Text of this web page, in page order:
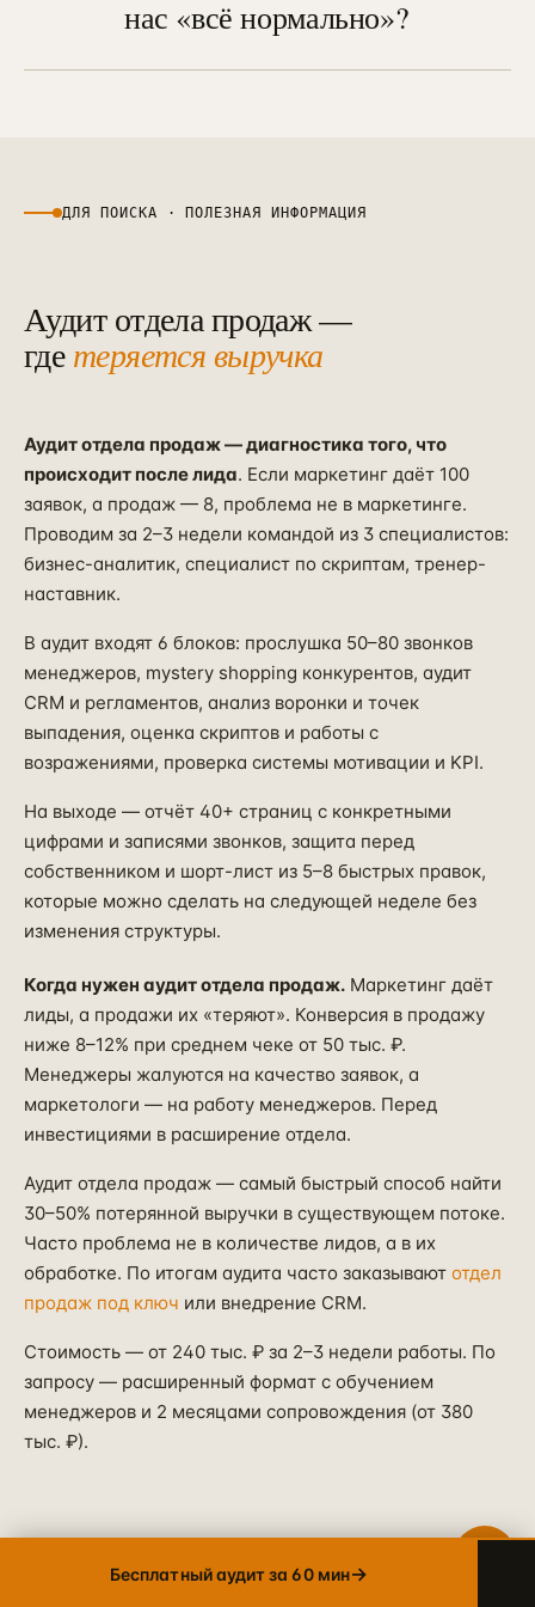
конкретных сделок из 80, которые
потерялись по конкретной причине».
Это даёт собственнику возможность
нас «всё нормально»?
«нормальном» отделе обычно есть 2–3
ДЛЯ ПОИСКА · ПОЛЕЗНАЯ ИНФОРМАЦИЯ
Аудит отдела продаж —
гдетеряется выручка
Аудит отдела продаж — диагностика того, что
происходит после лида. Если маркетинг даёт 100
заявок, а продаж — 8, проблема не в маркетинге.
Проводим за 2–3 недели командой из 3 специалистов:
бизнес-аналитик, специалист по скриптам, тренер-
наставник.
В аудит входят 6 блоков: прослушка 50–80 звонков
менеджеров, mystery shopping конкурентов, аудит
CRM и регламентов, анализ воронки и точек
выпадения, оценка скриптов и работы с
возражениями, проверка системы мотивации и KPI.
На выходе — отчёт 40+ страниц с конкретными
цифрами и записями звонков, защита перед
собственником и шорт-лист из 5–8 быстрых правок,
которые можно сделать на следующей неделе без
изменения структуры.
Когда нужен аудит отдела продаж. Маркетинг даёт
лиды, а продажи их «теряют». Конверсия в продажу
ниже 8–12% при среднем чеке от 50 тыс. ₽.
Менеджеры жалуются на качество заявок, а
маркетологи — на работу менеджеров. Перед
инвестициями в расширение отдела.
Аудит отдела продаж — самый быстрый способ найти
30–50% потерянной выручки в существующем потоке.
Часто проблема не в количестве лидов, а в их
обработке. По итогам аудита часто заказывают отдел
продаж под ключ или внедрение CRM.
Стоимость — от 240 тыс. ₽ за 2–3 недели работы. По
запросу — расширенный формат с обучением
менеджеров и 2 месяцами сопровождения (от 380
тыс. ₽).
Telegram
WhatsApp
+7 905 456-75-58 · С 9 ДО 21 МСК
→
MAX
+7 905 456-75-58 · РОССИЙСКИЙ МЕССЕНДЖЕР
8 800 600·80·96
ЗВОНОК · ПН–ПТ 10:00–19:00
Бесплатный аудит за 60 мин→